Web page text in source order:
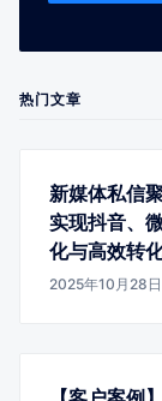
热门文章
新媒体私信
实现抖音、
化与高效转
2025年10月28日